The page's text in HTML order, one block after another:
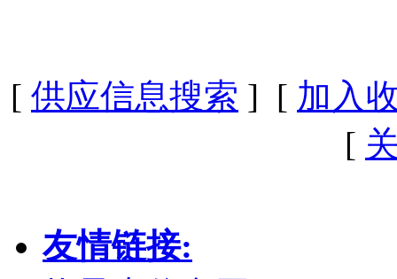
[ 供应信息搜索 ] [ 加入
[
友情链接: